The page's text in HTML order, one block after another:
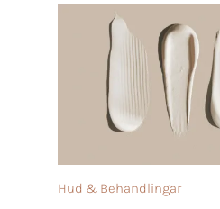
Hud & Behandlingar